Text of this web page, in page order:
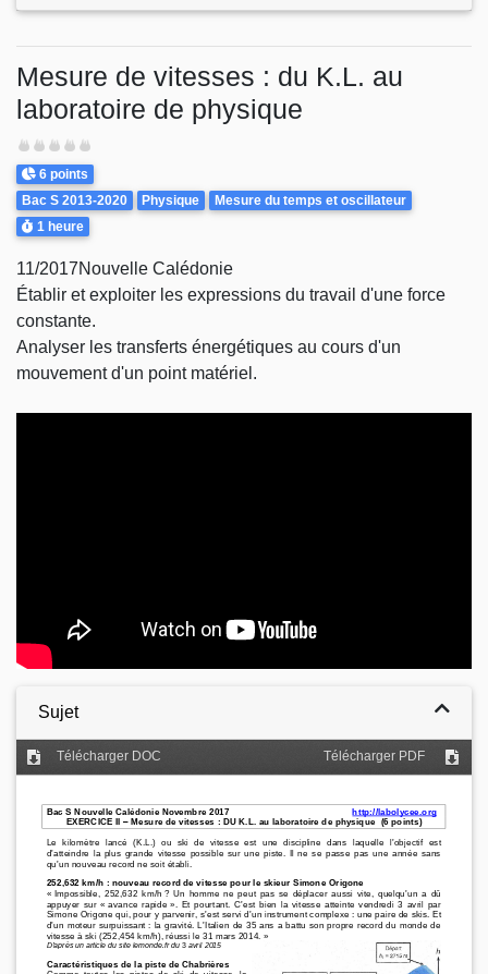
Mesure de vitesses : du K.L. au
laboratoire de physique
Difficulté
Points
6 points
Theme
Bac S 2013-2020 Physique Mesure du temps et oscillateur
Durée
1 heure
11/2017Nouvelle Calédonie
Établir et exploiter les expressions du travail d'une force
constante.
Analyser les transferts énergétiques au cours d'un
mouvement d'un point matériel.
Sujet